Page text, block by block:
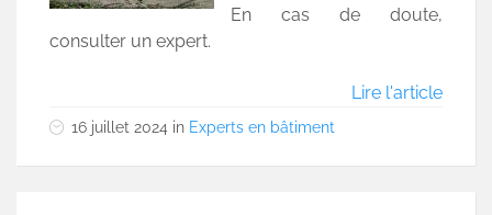
En cas de doute,
consulter un expert.
Lire l'article
16 juillet 2024 in Experts en bâtiment